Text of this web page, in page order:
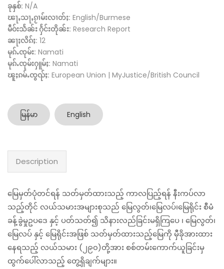
ခုနှစ်: N/A
ၽႃႇသႃႇၵႂၢမ်းလၢတ်ႈ: English/Burmese
မဵဝ်းသႅၼ်း ႁႅင်းတိုၼ်း: Research Report
ၼႃႈလိၵ်ႈ: 12
မုၵ်ႉၸုမ်း: Namati
မုၵ်ႉၸုမ်းႁူမ်ႈ: Namati
ၽူႈၵမ်ႉၸွၺ်ႈ: European Union | MyJustice/British Council
မြန်မာ English
Description
မြေမှတ်ပုံတင်ရန် သတ်မှတ်ထားသည့် ကာလပြည့်ရန် နီးကပ်လာ
သည့်တိုင် လယ်သမားအများစုသည် မြေလွတ်၊မြေလပ်၊မြေရိုင်း စီမံ
ခန့်ခွဲမှုဥပဒေ နှင့် ပတ်သတ်၍ သိနားလည်ခြင်းမရှိကြပေ ၊ မြေလွတ်၊
မြေလပ် နှင့် မြေရိုင်းအဖြစ် သတ်မှတ်ထားသည့်မြေကို မှီခိုအားထား
နေရသည့် လယ်သမား (၂၉၀)တို့အား စစ်တမ်းကောက်ယူခြင်းမှ
ထွက်ပေါ်လာသည့် တွေ့ရှိချက်များ။